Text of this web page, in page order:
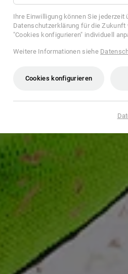
Ihre Einwilligung können Sie jederzeit
Datenschutzerklärung für die
"Cookies konfigurieren" individuell
Weitere Informationen siehe
Cookies konfigurieren